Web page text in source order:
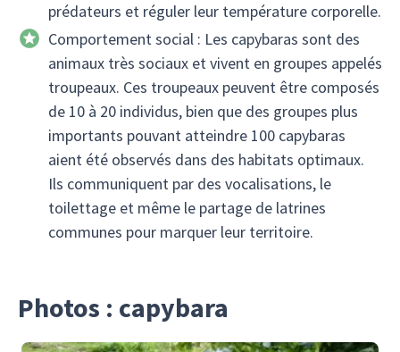
prédateurs et réguler leur température corporelle.
Comportement social : Les capybaras sont des
animaux très sociaux et vivent en groupes appelés
troupeaux. Ces troupeaux peuvent être composés
de 10 à 20 individus, bien que des groupes plus
importants pouvant atteindre 100 capybaras
aient été observés dans des habitats optimaux.
Ils communiquent par des vocalisations, le
toilettage et même le partage de latrines
communes pour marquer leur territoire.
Photos : capybara